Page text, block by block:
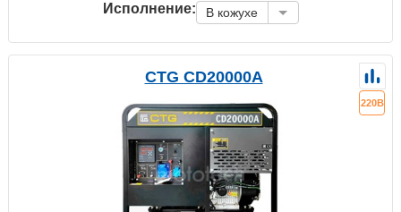
Исполнение: В кожухе
CTG CD20000A
220В